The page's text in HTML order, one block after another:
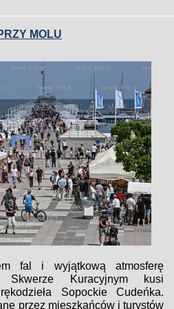
MOLU
fal i wyjątkową atmosferę
Kuracyjnym kusi
Sopockie Cudeńka.
przez mieszkańców i turystów